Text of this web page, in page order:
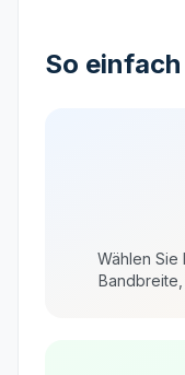
So
Wählen Sie